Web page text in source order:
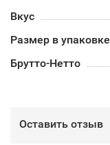
Вкус
Размер в упаковке
Брутто-Нетто
Оставить отзыв